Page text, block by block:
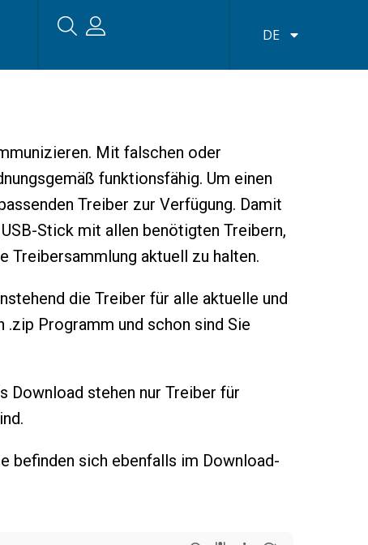
DE
Mit falschen oder
funktionsfähig. Um einen
Treiber zur Verfügung. Damit
Stick mit allen benötigten Treibern,
Treibersammlung aktuell zu halten.
die Treiber für alle aktuelle und
Programm und schon sind Sie
Download stehen nur Treiber für
befinden sich ebenfalls im Download-